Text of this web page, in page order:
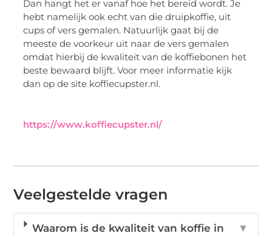
Dan hangt het er vanaf hoe het bereid wordt. Je
hebt namelijk ook echt van die druipkoffie, uit
cups of vers gemalen. Natuurlijk gaat bij de
meeste de voorkeur uit naar de vers gemalen
omdat hierbij de kwaliteit van de koffiebonen het
beste bewaard blijft. Voor meer informatie kijk
dan op de site koffiecupster.nl.
https://www.koffiecupster.nl/
Veelgestelde vragen
Waarom is de kwaliteit van koffie in
▼